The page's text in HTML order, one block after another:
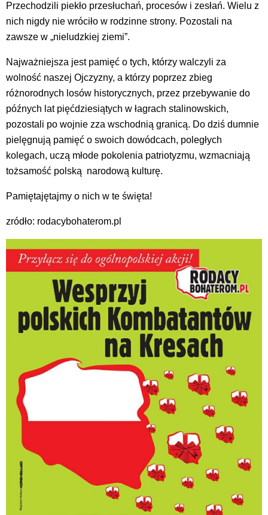
Przechodzili piekło przesłuchań, procesów i zesłań. Wielu z
nich nigdy nie wróciło w rodzinne strony. Pozostali na
zawsze w „nieludzkiej ziemi”.
Najważniejsza jest pamięć o tych, którzy walczyli za
wolność naszej Ojczyzny, a którzy poprzez zbieg
różnorodnych losów historycznych, przez przebywanie do
późnych lat pięćdziesiątych w łagrach stalinowskich,
pozostali po wojnie zza wschodnią granicą. Do dziś dumnie
pielęgnują pamięć o swoich dowódcach, poległych
kolegach, uczą młode pokolenia patriotyzmu, wzmacniają
tożsamość polską narodową kulturę.
Pamiętajętajmy o nich w te święta!
zródło: rodacybohaterom.pl